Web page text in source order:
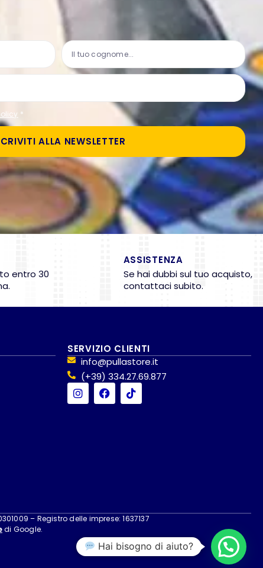
*
ALLA NEWSLETTER
entro 30
ASSISTENZA
Se hai dubbi sul tuo acquisto,
contattaci subito.
SERVIZIO CLIENTI
info@pullastore.it
(+39) 334.27.69.877
– Registro delle imprese: 1637137
di Google.
Hai bisogno di aiuto?